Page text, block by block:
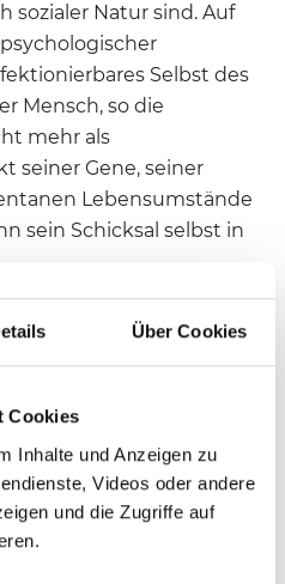
Über Cookies
Cookies
Inhalte und Anzeigen zu
Videos oder andere
und die Zugriffe auf
sozialer Natur sind. Auf
Selbst des
Mensch, so die
mehr als
seiner Gene, seiner
Lebensumstände
sein Schicksal selbst in
stellt sich die
und
In bewährter
Akademie zu Berlin
vom 15. bis 17.
Bildungsstätte auf
Nikolassee) die Tagung